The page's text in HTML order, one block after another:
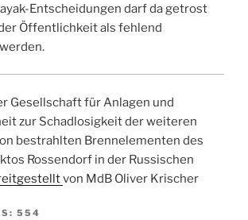
Entscheidungen darf da getrost
Öffentlichkeit als fehlend
Gesellschaft für Anlagen und
zur Schadlosigkeit der weiteren
bestrahlten Brennelementen des
Rossendorf in der Russischen
von MdB Oliver Krischer
554